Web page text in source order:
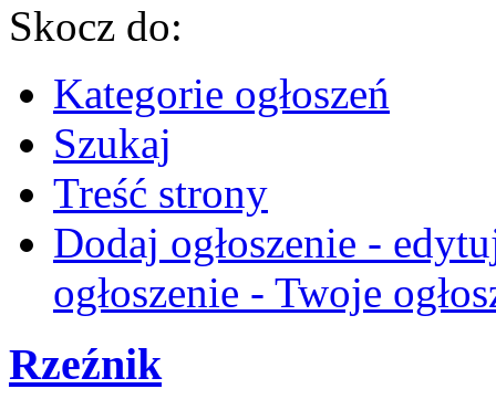
Skocz do:
Kategorie ogłoszeń
Szukaj
Treść strony
Dodaj ogłoszenie -
ogłoszenie - Twoje
Rzeźnik